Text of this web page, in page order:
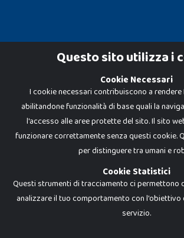
Dadi e Mattoncini è un brand di Giocabene Srl. Ogni
espressamente autorizzato è severamente vietato.
brand elencati nel presente shop sono di proprietà dei
I prezzi e le promozioni pubblicate potrebbero
negozio.
Giocabene Srl - via della Posta 8, 20123 Milano (MI)
P.IVA 02608090425 - REA AN201199 - C.S. 10.000 i.v.
Questo sito utilizza i
Cookie Necessari
I cookie necessari contribuiscono a
abilitandone funzionalità di base quali la
l'accesso alle aree protette del sito. Il sito
funzionare correttamente senza questi cookie.
per distinguere tra umani e
Cookie Statistici
Questi strumenti di tracciamento ci permettono
analizzare il tuo comportamento con
servizio.